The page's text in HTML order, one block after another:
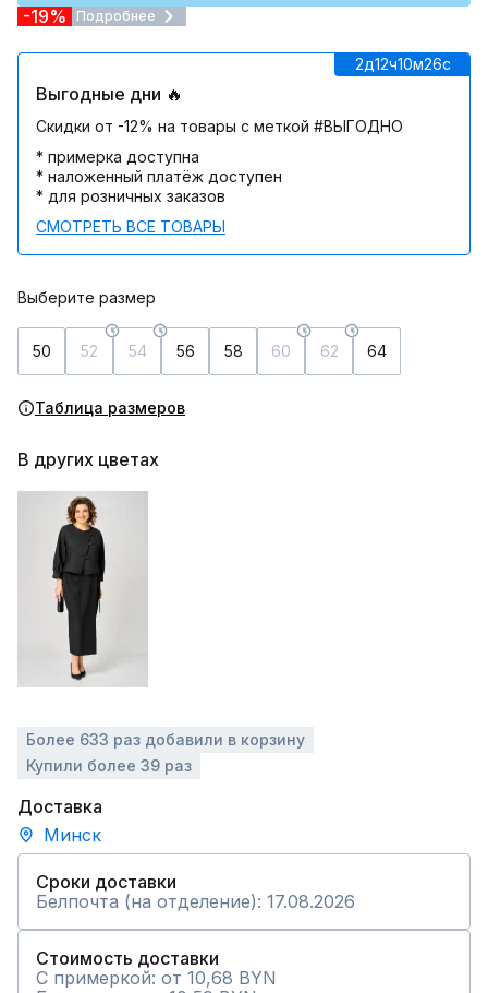
-19% Подробнее
2д12ч10м26c
Выгодные дни 🔥
Скидки от -12% на товары с меткой #ВЫГОДНО
* примерка доступна
* наложенный платёж доступен
* для розничных заказов
СМОТРЕТЬ ВСЕ ТОВАРЫ
Выберите размер
50 52 54 56 58 60 62 64
Таблица размеров
В других цветах
Более 633 раз добавили в корзину
Купили более 39 раз
Доставка
Минск
Сроки доставки
Белпочта (на отделение): 17.08.2026
Стоимость доставки
С примеркой: от 10,68 BYN